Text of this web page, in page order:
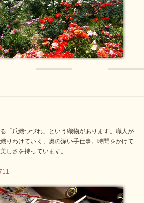
「爪織つづれ」という織物があります。職人が
りわけていく、奥の深い手仕事。時間をかけて
しさを持っています。